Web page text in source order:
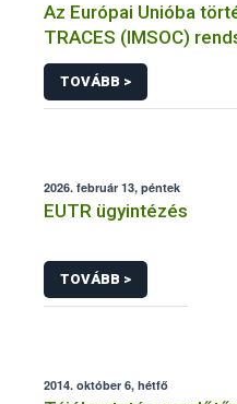
Az Európai Unióba
TRACES (IMSOC)
Egészségügyi
(angolul: CHEDD)
TOVÁBB >
2026. február 13, péntek
EUTR ügyintézés
TOVÁBB >
2014. október 6, hétfő